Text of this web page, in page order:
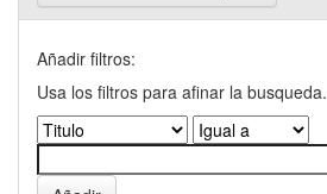
Añadir filtros:
Usa los filtros para afinar la busqueda.